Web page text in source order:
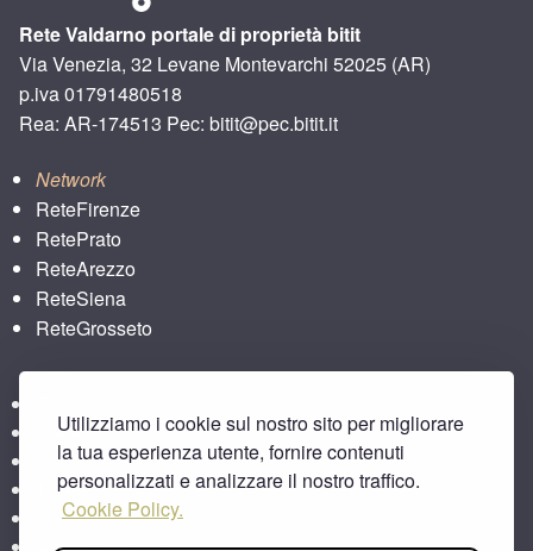
Utilizziamo i cookie sul nostro sito per migliorare
la tua esperienza utente, fornire contenuti
personalizzati e analizzare il nostro traffico.
Cookie Policy.
Rete Valdarno portale di proprietà bitit
Via Venezia, 32 Levane Montevarchi 52025 (AR)
p.iva 01791480518
Rea: AR-174513 Pec: bitit@pec.bitit.it
Network
ReteFirenze
RetePrato
ReteArezzo
ReteSiena
ReteGrosseto
ReteLpisa
ReteLlivorno
bitbar
Agriturismo e Toscana